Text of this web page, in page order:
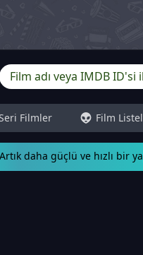
Filmler Film
daha güçlü ve hızlı bir